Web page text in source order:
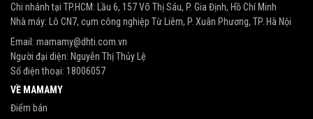
Chi nhánh tại TP.HCM: Lầu 6, 157 Võ Thị Sáu, P. Gia Định, Hồ Chí Minh
Nhà máy: Lô CN7, cụm công nghiệp Từ Liêm, P. Xuân Phương, TP. Hà Nội
Email: mamamy@dhti.com.vn
Người đại diện: Nguyễn Thị Thủy Lệ
Số điện thoại: 18006057
VỀ MAMAMY
Điểm bán